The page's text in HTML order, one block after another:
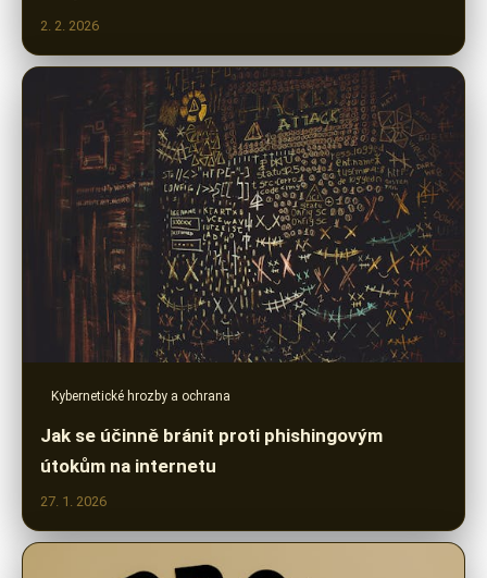
2. 2. 2026
Kybernetické hrozby a ochrana
Jak se účinně bránit proti phishingovým
útokům na internetu
27. 1. 2026